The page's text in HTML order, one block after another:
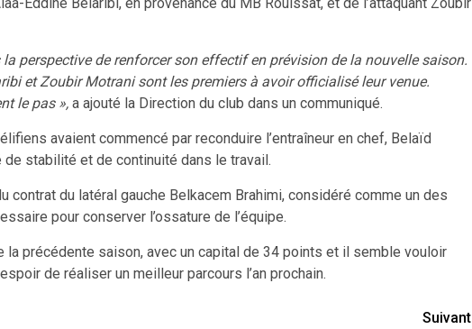
perspective de renforcer son effectif en prévision de la nouvelle saison.
et Zoubir Motrani sont les premiers à avoir officialisé leur venue.
le pas », a ajouté la Direction du club dans un communiqué.
avaient commencé par reconduire l’entraîneur en chef, Belaïd
stabilité et de continuité dans le travail.
contrat du latéral gauche Belkacem Brahimi, considéré comme un des
pour conserver l’ossature de l’équipe.
la précédente saison, avec un capital de 34 points et il semble vouloir
de réaliser un meilleur parcours l’an prochain.
Suivant